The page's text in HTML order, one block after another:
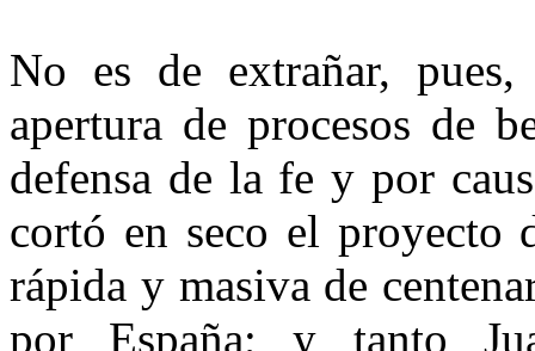
No es de extrañar,
apertura de procesos de
defensa de la fe y por
cortó en seco el proyecto
rápida y masiva de
por España; y tanto